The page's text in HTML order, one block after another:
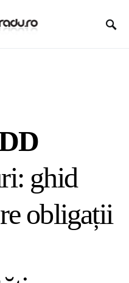
ghid
obligații